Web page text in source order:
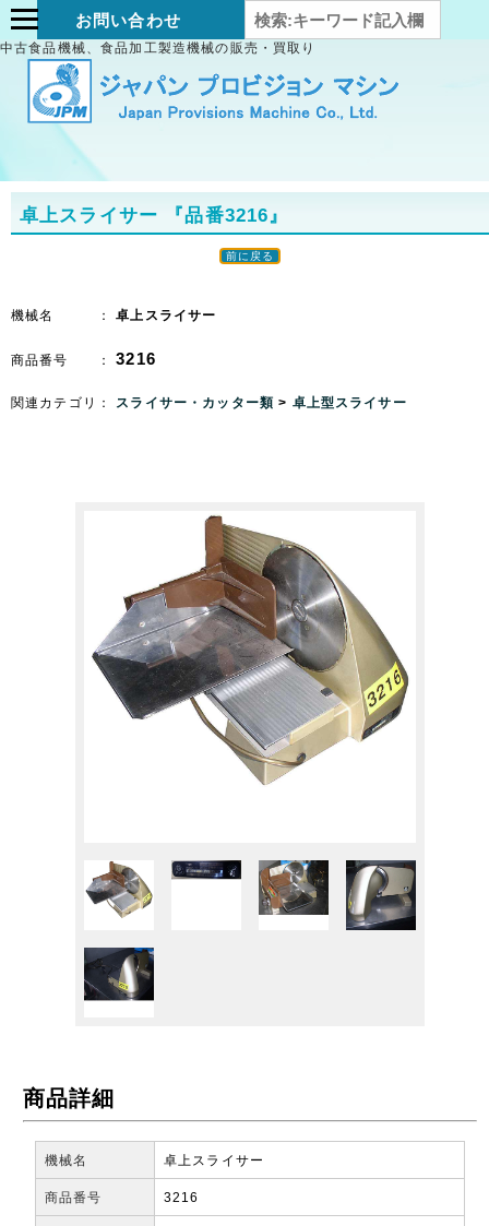
お問い合わせ
中古食品機械、食品加工製造機械の販売・買取り
卓上スライサー 『品番3216』
前に戻る
機械名 ：卓上スライサー
商品番号 ：3216
関連カテゴリ： スライサー・カッター類> 卓上型スライサー
商品詳細
機械名 卓上スライサー
商品番号 3216